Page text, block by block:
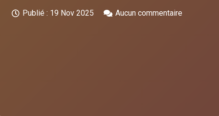
Publié : 19 Nov 2025 Aucun commentaire